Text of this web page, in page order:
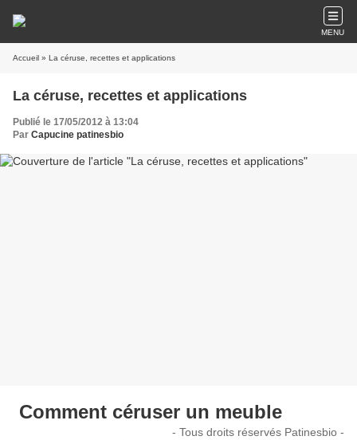
MENU
Accueil » La céruse, recettes et applications
La céruse, recettes et applications
Publié le 17/05/2012 à 13:04
Par Capucine patinesbio
Comment céruser un meuble
- Tous droits réservés Patinesbio -